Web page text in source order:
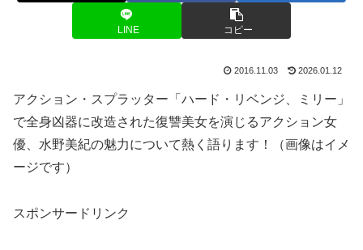
LINE コピー
2016.11.03 2026.01.12
アクション・スプラッター「ハード・リベンジ、ミリー」
で全身凶器に改造された復讐美女を演じるアクション女
優、水野美紀の魅力について熱く語ります！（画像はイメ
ージです）
スポンサードリンク